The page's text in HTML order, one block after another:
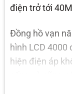
điện trở tới
Đồng hồ vạn
hình LCD
hiện điện áp